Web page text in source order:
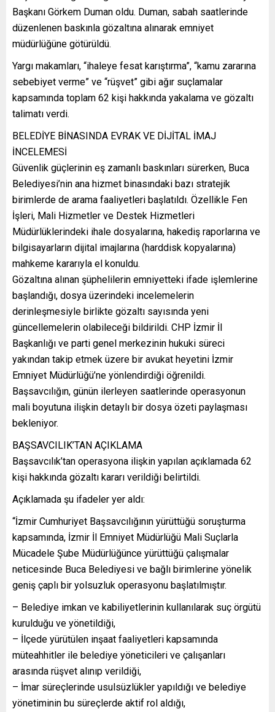
Başkanı Görkem Duman oldu. Duman, sabah saatlerinde
düzenlenen baskınla gözaltına alınarak emniyet
müdürlüğüne götürüldü.
Yargı makamları, “ihaleye fesat karıştırma”, “kamu zararına
sebebiyet verme” ve “rüşvet” gibi ağır suçlamalar
kapsamında toplam 62 kişi hakkında yakalama ve gözaltı
talimatı verdi.
BELEDİYE BİNASINDA EVRAK VE DİJİTAL İMAJ
İNCELEMESİ
Güvenlik güçlerinin eş zamanlı baskınları sürerken, Buca
Belediyesi’nin ana hizmet binasındaki bazı stratejik
birimlerde de arama faaliyetleri başlatıldı. Özellikle Fen
İşleri, Mali Hizmetler ve Destek Hizmetleri
Müdürlüklerindeki ihale dosyalarına, hakediş raporlarına ve
bilgisayarların dijital imajlarına (harddisk kopyalarına)
mahkeme kararıyla el konuldu.
Gözaltına alınan şüphelilerin emniyetteki ifade işlemlerine
başlandığı, dosya üzerindeki incelemelerin
derinleşmesiyle birlikte gözaltı sayısında yeni
güncellemelerin olabileceği bildirildi. CHP İzmir İl
Başkanlığı ve parti genel merkezinin hukuki süreci
yakından takip etmek üzere bir avukat heyetini İzmir
Emniyet Müdürlüğü’ne yönlendirdiği öğrenildi.
Başsavcılığın, günün ilerleyen saatlerinde operasyonun
mali boyutuna ilişkin detaylı bir dosya özeti paylaşması
bekleniyor.
BAŞSAVCILIK’TAN AÇIKLAMA
Başsavcılık’tan operasyona ilişkin yapılan açıklamada 62
kişi hakkında gözaltı kararı verildiği belirtildi.
Açıklamada şu ifadeler yer aldı:
“İzmir Cumhuriyet Başsavcılığının yürüttüğü soruşturma
kapsamında, İzmir İl Emniyet Müdürlüğü Mali Suçlarla
Mücadele Şube Müdürlüğünce yürüttüğü çalışmalar
neticesinde Buca Belediyesi ve bağlı birimlerine yönelik
geniş çaplı bir yolsuzluk operasyonu başlatılmıştır.
– Belediye imkan ve kabiliyetlerinin kullanılarak suç örgütü
kurulduğu ve yönetildiği,
– İlçede yürütülen inşaat faaliyetleri kapsamında
müteahhitler ile belediye yöneticileri ve çalışanları
arasında rüşvet alınıp verildiği,
– İmar süreçlerinde usulsüzlükler yapıldığı ve belediye
yönetiminin bu süreçlerde aktif rol aldığı,